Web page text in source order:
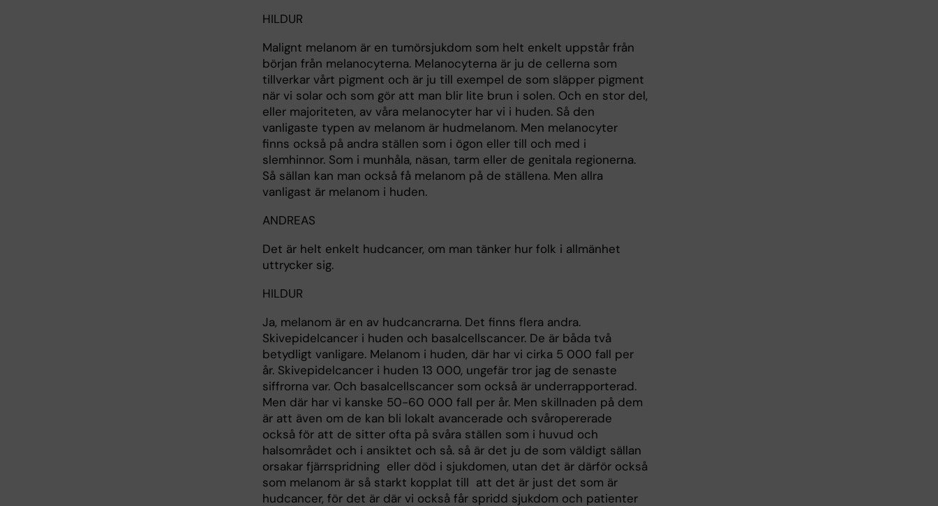
HILDUR
Malignt melanom är en tumörsjukdom som helt enkelt uppstår från
början från melanocyterna. Melanocyterna är ju de cellerna som
tillverkar vårt pigment och är ju till exempel de som släpper pigment
när vi solar och som gör att man blir lite brun i solen. Och en stor del,
eller majoriteten, av våra melanocyter har vi i huden. Så den
vanligaste typen av melanom är hudmelanom. Men melanocyter
finns också på andra ställen som i ögon eller till och med i
slemhinnor. Som i munhåla, näsan, tarm eller de genitala regionerna.
Så sällan kan man också få melanom på de ställena. Men allra
vanligast är melanom i huden.
ANDREAS
Det är helt enkelt hudcancer, om man tänker hur folk i allmänhet
uttrycker sig.
HILDUR
Ja, melanom är en av hudcancrarna. Det finns flera andra.
Skivepidelcancer i huden och basalcellscancer. De är båda två
betydligt vanligare. Melanom i huden, där har vi cirka 5 000 fall per
år. Skivepidelcancer i huden 13 000, ungefär tror jag de senaste
siffrorna var. Och basalcellscancer som också är underrapporterad.
Men där har vi kanske 50-60 000 fall per år. Men skillnaden på dem
är att även om de kan bli lokalt avancerade och svåropererade
också för att de sitter ofta på svåra ställen som i huvud och
halsområdet och i ansiktet och så. så är det ju de som väldigt sällan
orsakar fjärrspridning eller död i sjukdomen, utan det är därför också
som melanom är så starkt kopplat till att det är just det som är
hudcancer, för det är där vi också får spridd sjukdom och patienter